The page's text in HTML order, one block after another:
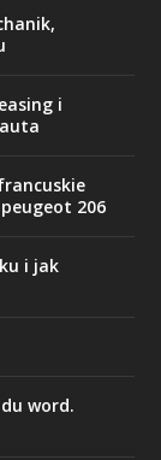
i
206
i jak
word.